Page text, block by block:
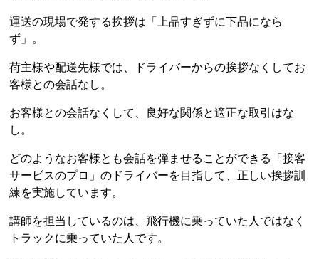
運送の現場で発する挨拶は「上品すぎずに下品になら
ず」。
荷主様や配送先様では、ドライバーからの挨拶なくしてお
客様との会話なし。
お客様との会話なくして、良好な関係と適正な取引はな
し。
どのようなお客様とも会話を弾ませることができる「接客
サービスのプロ」のドライバーを目指して、正しい挨拶訓
練を実施しています。
講師を担当しているのは、飛行機に乗っていた人ではなく
トラックに乗っていた人です。